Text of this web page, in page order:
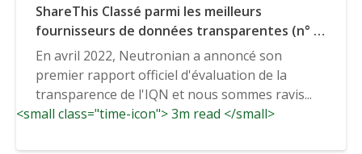
ShareThis Classé parmi les meilleurs
fournisseurs de données transparentes (n° 2)
par le classement NQI de Neutronian.
En avril 2022, Neutronian a annoncé son
premier rapport officiel d'évaluation de la
transparence de l'IQN et nous sommes ravis...
<small class="time-icon"> 3m read </small>